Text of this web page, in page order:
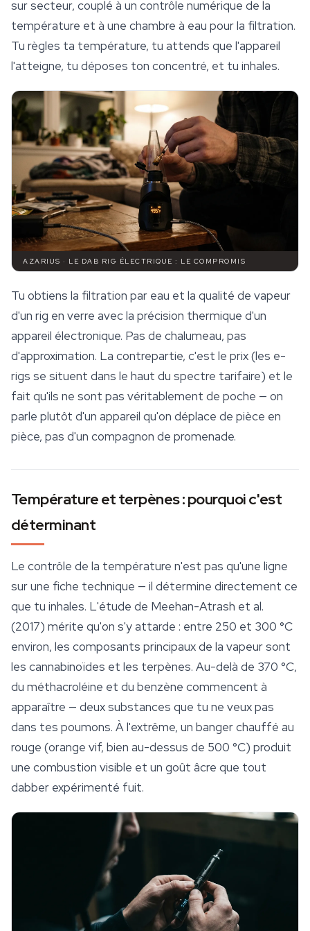
sur secteur, couplé à un contrôle numérique de la
température et à une chambre à eau pour la filtration.
Tu règles ta température, tu attends que l'appareil
l'atteigne, tu déposes ton concentré, et tu inhales.
AZARIUS · LE DAB RIG ÉLECTRIQUE : LE COMPROMIS
Tu obtiens la filtration par eau et la qualité de vapeur
d'un rig en verre avec la précision thermique d'un
appareil électronique. Pas de chalumeau, pas
d'approximation. La contrepartie, c'est le prix (les e-
rigs se situent dans le haut du spectre tarifaire) et le
fait qu'ils ne sont pas véritablement de poche — on
parle plutôt d'un appareil qu'on déplace de pièce en
pièce, pas d'un compagnon de promenade.
Température et terpènes : pourquoi c'est
déterminant
Le contrôle de la température n'est pas qu'une ligne
sur une fiche technique — il détermine directement ce
que tu inhales. L'étude de Meehan-Atrash et al.
(2017) mérite qu'on s'y attarde : entre 250 et 300 °C
environ, les composants principaux de la vapeur sont
les cannabinoïdes et les terpènes. Au-delà de 370 °C,
du méthacroléine et du benzène commencent à
apparaître — deux substances que tu ne veux pas
dans tes poumons. À l'extrême, un banger chauffé au
rouge (orange vif, bien au-dessus de 500 °C) produit
une combustion visible et un goût âcre que tout
dabber expérimenté fuit.